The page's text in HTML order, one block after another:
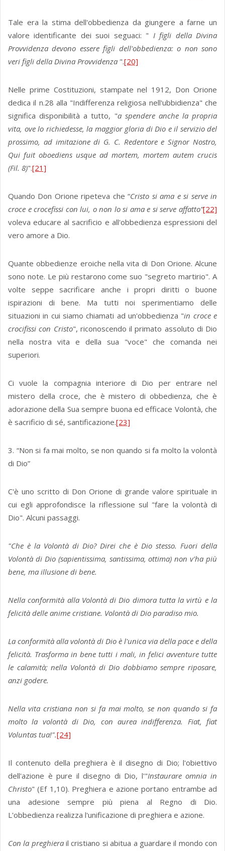
Tale era la stima dell'obbedienza da giungere a farne un
valore identificante dei suoi seguaci: " I figli della Divina
Provvidenza devono essere figli dell'obbedienza: o non sono
veri figli della Divina Provvidenza ".[20]
Nelle prime Costituzioni, stampate nel 1912, Don Orione
dedica il n.28 alla "Indifferenza religiosa nell'ubbidienza" che
significa disponibilità a tutto, "a spendere anche la propria
vita, ove lo richiedesse, la maggior gloria di Dio e il servizio del
prossimo, ad imitazione di G. C. Redentore e Signor Nostro,
Qui fuit oboediens usque ad mortem, mortem autem crucis
(Fil. 8)".[21]
Quando Don Orione ripeteva che “Cristo si ama e si serve in
croce e crocefissi con lui, o non lo si ama e si serve affatto”[22]
voleva educare al sacrificio e all'obbedienza espressioni del
vero amore a Dio.
Quante obbedienze eroiche nella vita di Don Orione. Alcune
sono note. Le più restarono come suo "segreto martirio". A
volte seppe sacrificare anche i propri diritti o buone
ispirazioni di bene. Ma tutti noi sperimentiamo delle
situazioni in cui siamo chiamati ad un'obbedienza "in croce e
crocifissi con Cristo", riconoscendo il primato assoluto di Dio
nella nostra vita e della sua "voce" che comanda nei
superiori.
Ci vuole la compagnia interiore di Dio per entrare nel
mistero della croce, che è mistero di obbedienza, che è
adorazione della Sua sempre buona ed efficace Volontà, che
è sacrificio di sé, santificazione.[23]
3. “Non si fa mai molto, se non quando si fa molto la volontà
di Dio”
C'è uno scritto di Don Orione di grande valore spirituale in
cui egli approfondisce la riflessione sul "fare la volontà di
Dio". Alcuni passaggi.
"Che è la Volontà di Dio? Direi che è Dio stesso. Fuori della
Volontà di Dio (sapientissima, santissima, ottima) non v'ha più
bene, ma illusione di bene.
Nella conformità alla Volontà di Dio dimora tutta la virtù e la
felicità delle anime cristiane. Volontà di Dio paradiso mio.
La conformità alla volontà di Dio è l'unica via della pace e della
felicità. Trasforma in bene tutti i mali, in felici avventure tutte
le calamità; nella Volontà di Dio dobbiamo sempre riposare,
anzi godere.
Nella vita cristiana non si fa mai molto, se non quando si fa
molto la volontà di Dio, con aurea indifferenza. Fiat, fiat
Voluntas tua!".[24]
Il contenuto della preghiera è il disegno di Dio; l'obiettivo
dell'azione è pure il disegno di Dio, l'"Instaurare omnia in
Christo" (Ef 1,10). Preghiera e azione portano entrambe ad
una adesio­ne sempre più piena al Regno di Dio.
L'obbedienza realizza l'unificazione di preghiera e azione.
Con la preghierail cristiano si abitua a guardare il mondo con